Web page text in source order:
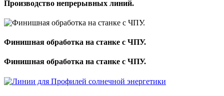
Производство непрерывных линий.
Финишная обработка на станке с ЧПУ.
Финишная обработка на станке с ЧПУ.